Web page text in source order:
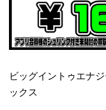
ビッグイントゥエナ
ックス